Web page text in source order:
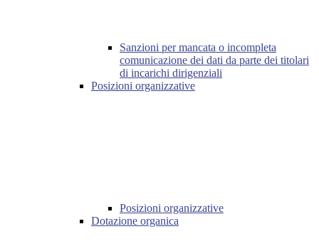
Sanzioni per mancata o incompleta
comunicazione dei dati da parte dei titolari
di incarichi dirigenziali
Posizioni organizzative
Posizioni organizzative
Dotazione organica